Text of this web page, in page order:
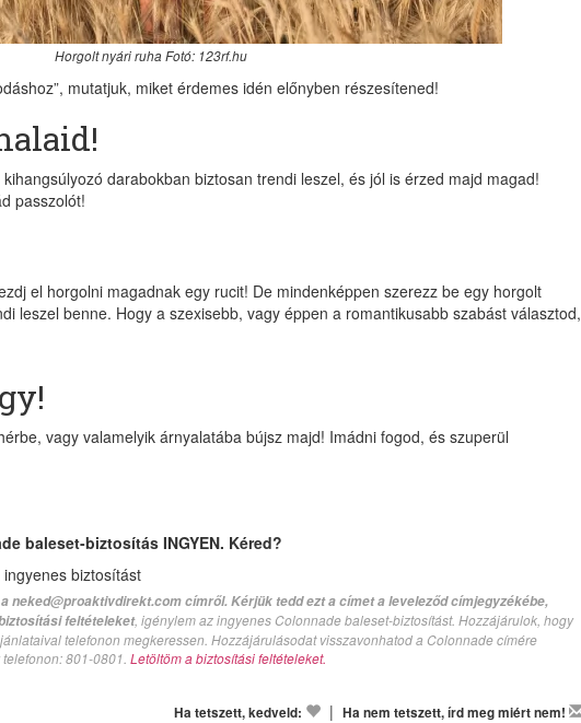
Horgolt nyári ruha Fotó: 123rf.hu
mutatjuk, miket érdemes idén előnyben részesítened!
darabokban biztosan trendi leszel, és jól is érzed majd magad!
passzolót!
el horgolni magadnak egy rucit! De mindenképpen szerezz be egy horgolt
leszel benne. Hogy a szexisebb, vagy éppen a romantikusabb szabást választod,
vagy valamelyik árnyalatába bújsz majd! Imádni fogod, és szuperül
baleset-biztosítás INGYEN. Kéred?
biztosítást
neked@proaktivdirekt.com címről. Kérjük tedd ezt a címet a leveleződ címjegyzékébe,
feltételeket, igénylem az ingyenes Colonnade baleset-biztosítást. Hozzájárulok, hogy
telefonon megkeressen. Hozzájárulásodat visszavonhatod a Colonnade címére
801-0801. Letöltöm a biztosítási feltételeket.
Ha tetszett, kedveld: | Ha nem tetszett, írd meg miért nem!